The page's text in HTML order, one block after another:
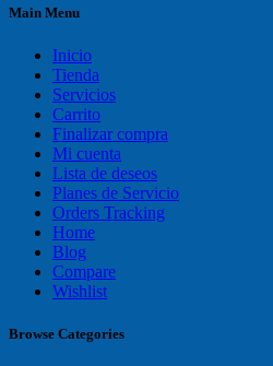
Main Menu
Inicio
Tienda
Servicios
Carrito
Finalizar compra
Mi cuenta
Lista de deseos
Planes de Servicio
Orders Tracking
Home
Blog
Compare
Wishlist
Browse Categories